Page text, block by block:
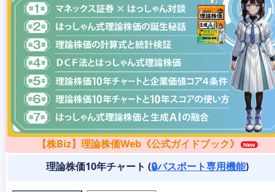
【株Biz】理論株価Web《公式ガイドブック》
理論株価10年チャート (🔒パスポート専用機能)